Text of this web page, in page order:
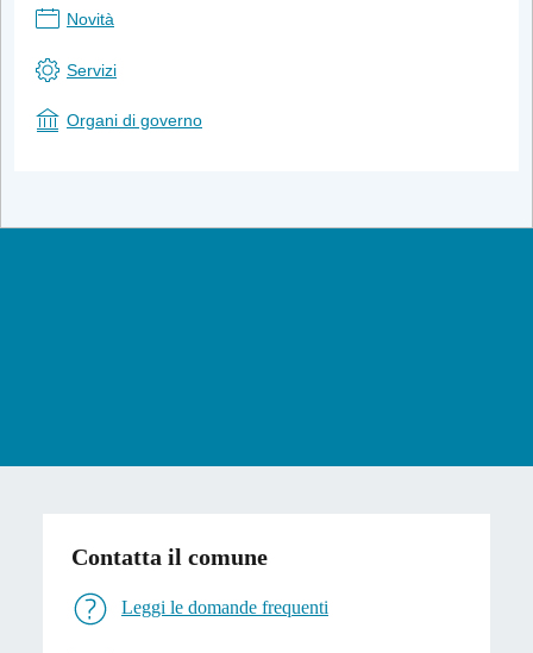
Novità
Servizi
Organi di governo
Contatta il comune
Leggi le domande frequenti